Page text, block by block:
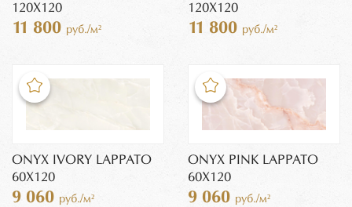
120X120
11 800 руб./м²
120X120
11 800 руб./м²
ONYX IVORY LAPPATO
60X120
9 060 руб./м²
ONYX PINK LAPPATO
60X120
9 060 руб./м²